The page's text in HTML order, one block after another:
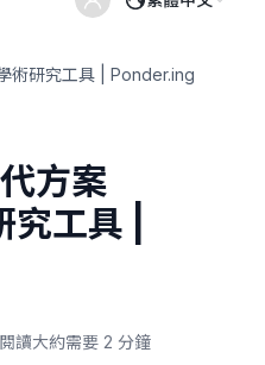
術研究工具 | Ponder.ing
方案
工具 |
閱讀大約需要 2 分鐘